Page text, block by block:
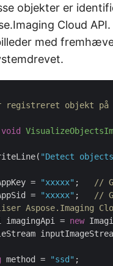
objekter er
Cloud API.
med
registreret objekt på
void
"Detect
= "xxxxx" ;
//
= "xxxxx" ;
//
Aspose.Imaging
imagingApi =
new
method = "ssd" ;